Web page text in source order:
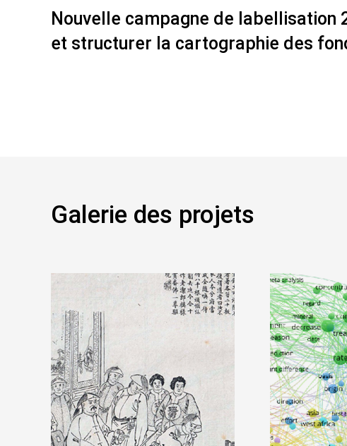
Nouvelle campagne de labellisation
et structurer la cartographie des
Galerie des projets